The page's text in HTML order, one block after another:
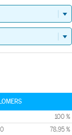
100 %
78,95 %